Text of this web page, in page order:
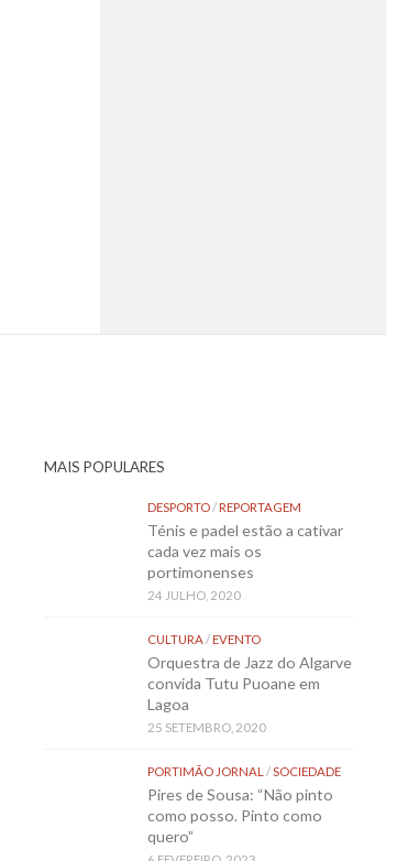
MAIS POPULARES
DESPORTO/REPORTAGEM
Ténis e padel estão a cativar
cada vez mais os
portimonenses
24 JULHO, 2020
CULTURA/EVENTO
Orquestra de Jazz do Algarve
convida Tutu Puoane em
Lagoa
25 SETEMBRO, 2020
PORTIMÃO JORNAL /SOCIEDADE
Pires de Sousa: “Não pinto
como posso. Pinto como
quero”